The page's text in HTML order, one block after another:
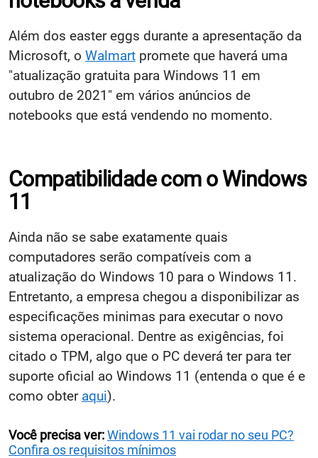
Além dos easter eggs durante a apresentação da
Microsoft, o Walmart promete que haverá uma
"atualização gratuita para Windows 11 em
outubro de 2021" em vários anúncios de
notebooks que está vendendo no momento.
Compatibilidade com o Windows
11
Ainda não se sabe exatamente quais
computadores serão compatíveis com a
atualização do Windows 10 para o Windows 11.
Entretanto, a empresa chegou a disponibilizar as
especificações minimas para executar o novo
sistema operacional. Dentre as exigências, foi
citado o TPM, algo que o PC deverá ter para ter
suporte oficial ao Windows 11 (entenda o que é e
como obter aqui).
Você precisa ver:Windows 11 vai rodar no seu PC?
Confira os requisitos mínimos